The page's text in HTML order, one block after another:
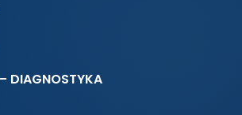
DIAGNOSTYKA